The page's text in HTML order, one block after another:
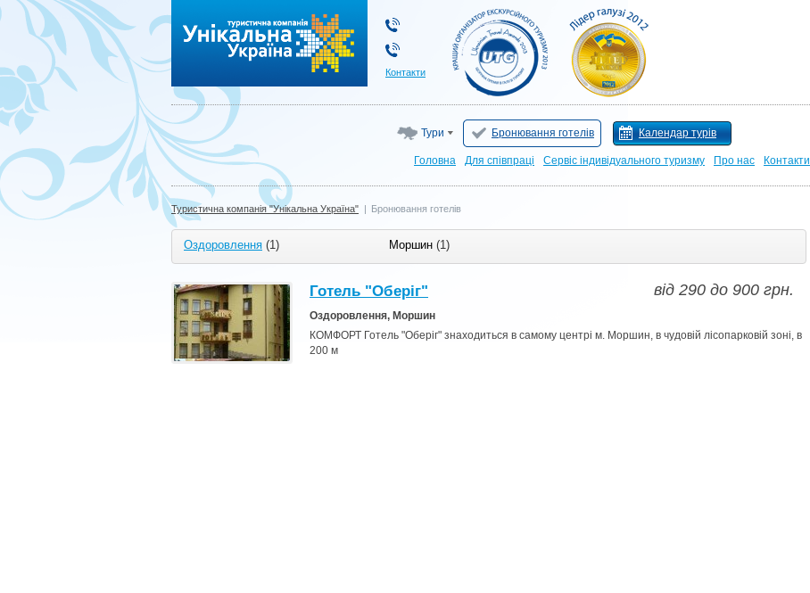
Контакти
Тури Бронювання готелів Календар турів
Головна Для cпівпраці Сервіс індивідуального туризму Про нас Контакти
Туристична компанія "Унікальна Україна" | Бронювання готелів
Оздоровлення (1) Моршин (1)
Готель "Оберіг"
Оздоровлення, Моршин
КОМФОРТ Готель "Оберіг" знаходиться в самому центрі м. Моршин, в чудовій лісопарковій зоні, в
200 м
від 290 до 900 грн.